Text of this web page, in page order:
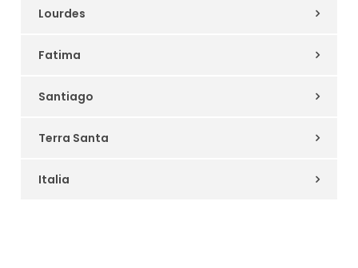
Lourdes
Fatima
Santiago
Terra Santa
Italia